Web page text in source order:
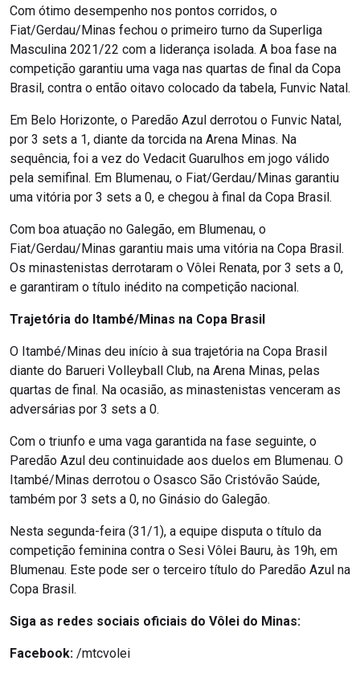
Com ótimo desempenho nos pontos corridos, o
Fiat/Gerdau/Minas fechou o primeiro turno da Superliga
Masculina 2021/22 com a liderança isolada. A boa fase na
competição garantiu uma vaga nas quartas de final da Copa
Brasil, contra o então oitavo colocado da tabela, Funvic Natal.
Em Belo Horizonte, o Paredão Azul derrotou o Funvic Natal,
por 3 sets a 1, diante da torcida na Arena Minas. Na
sequência, foi a vez do Vedacit Guarulhos em jogo válido
pela semifinal. Em Blumenau, o Fiat/Gerdau/Minas garantiu
uma vitória por 3 sets a 0, e chegou à final da Copa Brasil.
Com boa atuação no Galegão, em Blumenau, o
Fiat/Gerdau/Minas garantiu mais uma vitória na Copa Brasil.
Os minastenistas derrotaram o Vôlei Renata, por 3 sets a 0,
e garantiram o título inédito na competição nacional.
Trajetória do Itambé/Minas na Copa Brasil
O Itambé/Minas deu início à sua trajetória na Copa Brasil
diante do Barueri Volleyball Club, na Arena Minas, pelas
quartas de final. Na ocasião, as minastenistas venceram as
adversárias por 3 sets a 0.
Com o triunfo e uma vaga garantida na fase seguinte, o
Paredão Azul deu continuidade aos duelos em Blumenau. O
Itambé/Minas derrotou o Osasco São Cristóvão Saúde,
também por 3 sets a 0, no Ginásio do Galegão.
Nesta segunda-feira (31/1), a equipe disputa o título da
competição feminina contra o Sesi Vôlei Bauru, às 19h, em
Blumenau. Este pode ser o terceiro título do Paredão Azul na
Copa Brasil.
Siga as redes sociais oficiais do Vôlei do Minas:
Facebook: /mtcvolei